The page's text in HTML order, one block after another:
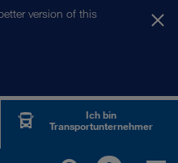
version of this
Ich bin
Transportunternehmer